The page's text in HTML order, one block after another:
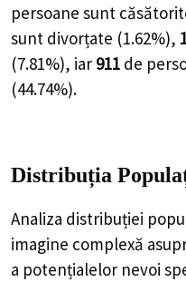
persoane sunt
sunt divorțate (1.62%),
(7.81%), iar 911 de
(44.74%).
Distribuția
Analiza distribuției
imagine complexă
a potențialelor nevoi